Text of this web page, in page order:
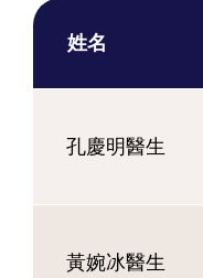
姓名
孔慶明醫生
黃婉冰醫生